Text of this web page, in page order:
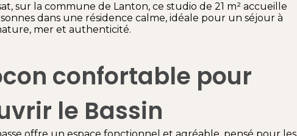
sur la commune de Lanton, ce studio de 21 m² accueille
dans une résidence calme, idéale pour un séjour à
mer et authenticité.
confortable pour
le Bassin